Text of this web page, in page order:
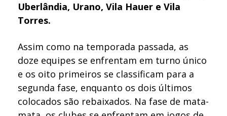
Uberlândia, Urano, Vila Hauer e Vila
Torres.
Assim como na temporada passada, as
doze equipes se enfrentam em turno único
e os oito primeiros se classificam para a
segunda fase, enquanto os dois últimos
colocados são rebaixados. Na fase de mata-